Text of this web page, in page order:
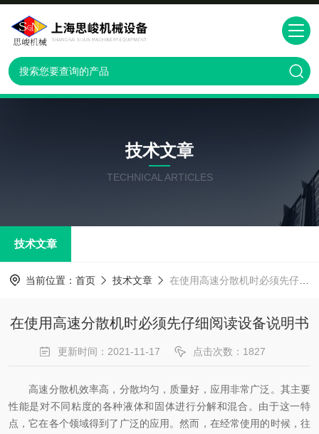
技术文章
TECHNICAL ARTICLES
技术文章
当前位置： 首页 技术文章 在使用高速分散机时必须先仔细阅读设备说明书
在使用高速分散机时必须先仔细阅读设备说明书
更新时间：2021-11-17 点击次数：1827
高速分散机效率高，分散均匀，质量好，应用非常广泛。其主要
性能是对不同粘度的各种液体和固体进行分解和混合。由于这一特
点，它在各个领域得到了广泛的应用。然而，在经常使用的时候，往